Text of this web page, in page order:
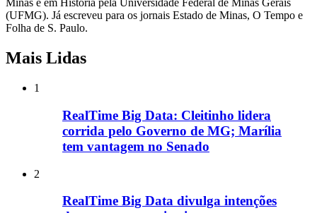
Minas e em História pela Universidade Federal de Minas Gerais
(UFMG). Já escreveu para os jornais Estado de Minas, O Tempo e
Folha de S. Paulo.
Mais Lidas
1
RealTime Big Data: Cleitinho lidera
corrida pelo Governo de MG; Marília
tem vantagem no Senado
2
RealTime Big Data divulga intenções